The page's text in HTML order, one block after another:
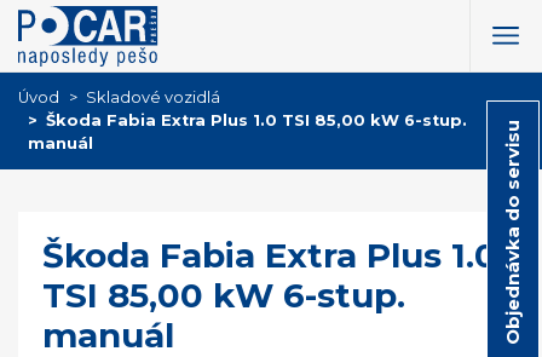
Úvod
Skladové vozidlá
Škoda Fabia Extra Plus 1.0 TSI 85,00 kW 6-stup.
manuál
Škoda Fabia Extra Plus 1.0
TSI 85,00 kW 6-stup.
manuál
Objednávka do servisu